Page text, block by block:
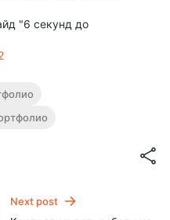
"6 секунд до
Next post